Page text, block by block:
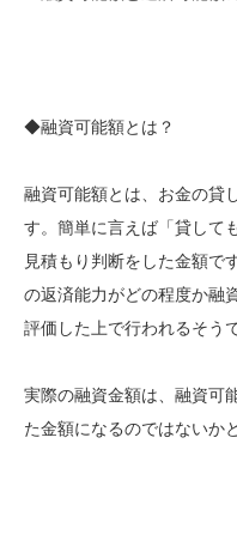
◆融資可能額とは？
融資可能額とは、お金の貸
す。簡単に言えば「貸して
見積もり判断をした金額で
の返済能力がどの程度か融
評価した上で行われるそうで
実際の融資金額は、融資可
た金額になるのではないか